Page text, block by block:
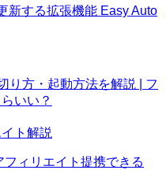
新する拡張機能 Easy Auto
り方・起動方法を解説 | フ
いい？
ィリエイト提携できる